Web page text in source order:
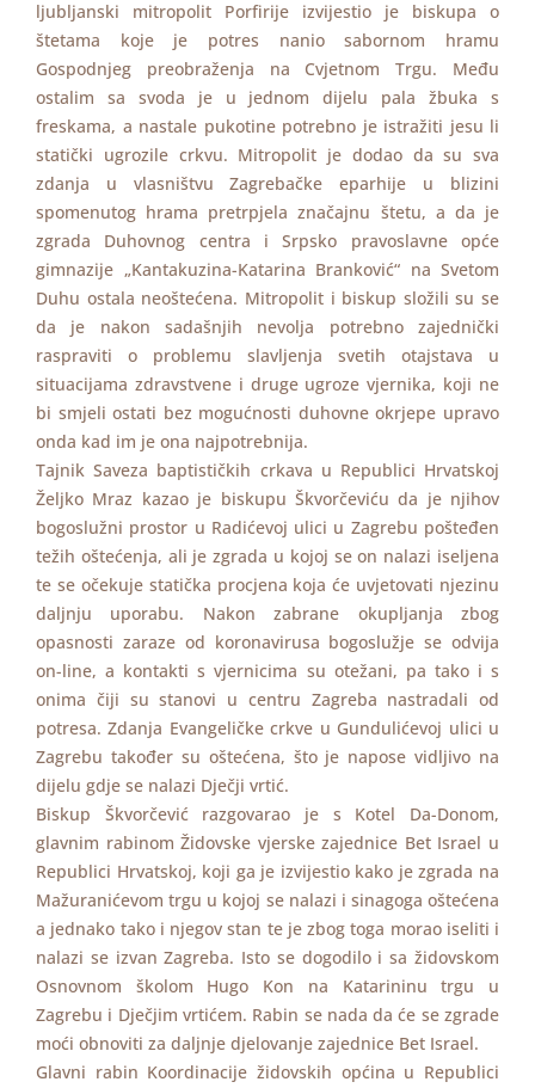
ljubljanski mitropolit Porfirije izvijestio je biskupa o
štetama koje je potres nanio sabornom hramu
Gospodnjeg preobraženja na Cvjetnom Trgu. Među
ostalim sa svoda je u jednom dijelu pala žbuka s
freskama, a nastale pukotine potrebno je istražiti jesu li
statički ugrozile crkvu. Mitropolit je dodao da su sva
zdanja u vlasništvu Zagrebačke eparhije u blizini
spomenutog hrama pretrpjela značajnu štetu, a da je
zgrada Duhovnog centra i Srpsko pravoslavne opće
gimnazije „Kantakuzina-Katarina Branković“ na Svetom
Duhu ostala neoštećena. Mitropolit i biskup složili su se
da je nakon sadašnjih nevolja potrebno zajednički
raspraviti o problemu slavljenja svetih otajstava u
situacijama zdravstvene i druge ugroze vjernika, koji ne
bi smjeli ostati bez mogućnosti duhovne okrjepe upravo
onda kad im je ona najpotrebnija.
Tajnik Saveza baptističkih crkava u Republici Hrvatskoj
Željko Mraz kazao je biskupu Škvorčeviću da je njihov
bogoslužni prostor u Radićevoj ulici u Zagrebu pošteđen
težih oštećenja, ali je zgrada u kojoj se on nalazi iseljena
te se očekuje statička procjena koja će uvjetovati njezinu
daljnju uporabu. Nakon zabrane okupljanja zbog
opasnosti zaraze od koronavirusa bogoslužje se odvija
on-line, a kontakti s vjernicima su otežani, pa tako i s
onima čiji su stanovi u centru Zagreba nastradali od
potresa. Zdanja Evangeličke crkve u Gundulićevoj ulici u
Zagrebu također su oštećena, što je napose vidljivo na
dijelu gdje se nalazi Dječji vrtić.
Biskup Škvorčević razgovarao je s Kotel Da-Donom,
glavnim rabinom Židovske vjerske zajednice Bet Israel u
Republici Hrvatskoj, koji ga je izvijestio kako je zgrada na
Mažuranićevom trgu u kojoj se nalazi i sinagoga oštećena
a jednako tako i njegov stan te je zbog toga morao iseliti i
nalazi se izvan Zagreba. Isto se dogodilo i sa židovskom
Osnovnom školom Hugo Kon na Katarininu trgu u
Zagrebu i Dječjim vrtićem. Rabin se nada da će se zgrade
moći obnoviti za daljnje djelovanje zajednice Bet Israel.
Glavni rabin Koordinacije židovskih općina u Republici